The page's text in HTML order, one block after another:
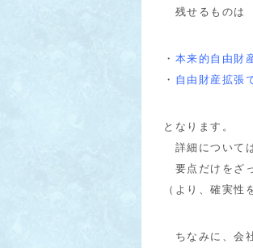
残せるものは
・ 本来的自由財
・ 自由財産拡張
となります。
詳細について
要点だけをざ
（より、確実性
ちなみに、会